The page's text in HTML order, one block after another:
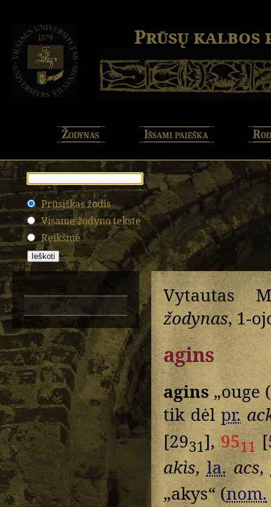
Prūsų kalbos
Žodynas Išsami paieška
Prūsiškas žodis
Visame žodyno tekste
Reikšmė
Vytautas
žodynas, 1-
agins
agins„ouge
tik dėlpr.
[2931],9511
akìs,la. acs,
„akys“ (nom.